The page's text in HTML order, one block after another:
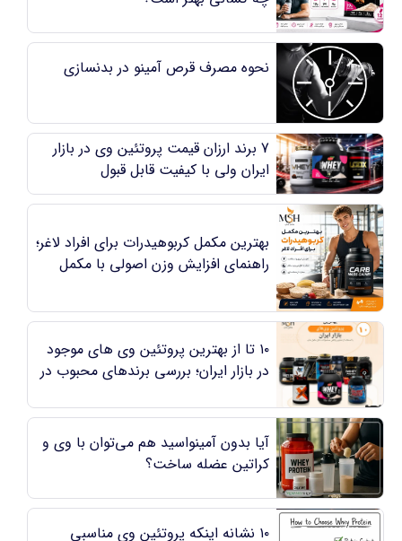
نحوه مصرف قرص آمینو در بدنسازی
7 برند ارزان قیمت پروتئین وی در بازار
ایران ولی با کیفیت قابل قبول
بهترین مکمل کربوهیدرات برای افراد لاغر؛
راهنمای افزایش وزن اصولی با مکمل
۱۰ تا از بهترین پروتئین وی های موجود
در بازار ایران؛ بررسی برندهای محبوب در
آیا بدون آمینواسید هم می‌توان با وی و
کراتین عضله ساخت؟
۱۰ نشانه اینکه پروتئین وی مناسبی